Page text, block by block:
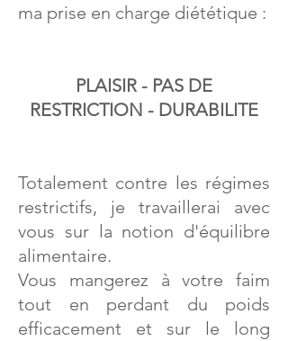
ma prise en charge diététique :
PLAISIR - PAS DE
RESTRICTION - DURABILITE
Totalement contre les régimes
restrictifs, je travaillerai avec
vous sur la notion d'équilibre
alimentaire.
Vous mangerez à votre faim
tout en perdant du poids
efficacement et sur le long